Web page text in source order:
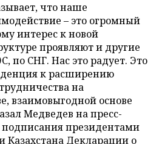
что наше
– это огромный
интерес к новой
проявляют и другие
по СНГ. Нас это радует. Это
к расширению
на
взаимовыгодной основе
Медведев на пресс-
президентами
Казахстана Декларации о